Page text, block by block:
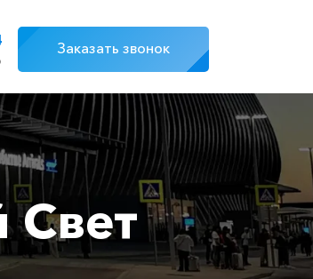
Заказать звонок
Свет